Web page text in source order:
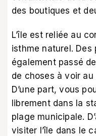
des boutiques et
L’île est reliée au
isthme naturel.
également passé
de choses à voir
D’une part, vous
librement dans la
plage municipale.
visiter l’île dans le